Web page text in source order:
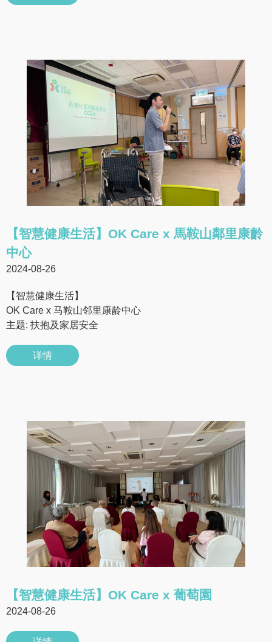
【智慧健康生活】OK Care x 馬鞍山鄰里康齡
中心
2024-08-26
【智慧健康生活】
OK Care x 马鞍山邻里康龄中心
主题: 扶抱及家居安全
详情
【智慧健康生活】OK Care x 葡萄園
2024-08-26